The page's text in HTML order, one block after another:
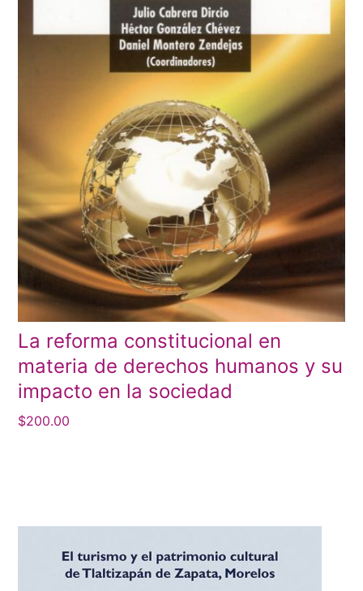
La reforma constitucional en
materia de derechos humanos y su
impacto en la sociedad
$200.00